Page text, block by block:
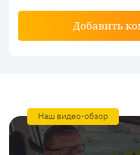
Добавить
Наш видео-обзор